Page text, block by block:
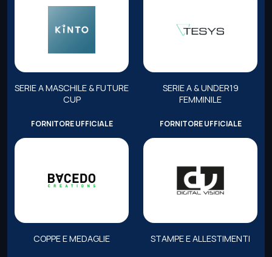
SERIE A MASCHILE & FUTURE
CUP
SERIE A & UNDER19
FEMMINILE
FORNITORE UFFICIALE
COPPE E MEDAGLIE
FORNITORE UFFICIALE
STAMPE E ALLESTIMENTI